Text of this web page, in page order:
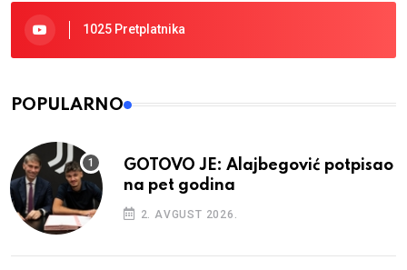
1025 Pretplatnika
POPULARNO
GOTOVO JE: Alajbegović potpisao
na pet godina
2. AVGUST 2026.